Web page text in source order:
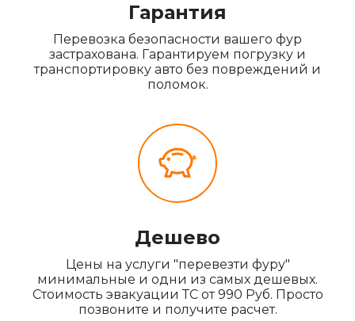
Гарантия
Перевозка безопасности вашего фур
застрахована. Гарантируем погрузку и
транспортировку авто без повреждений и
поломок.
Дешево
Цены на услуги "перевезти фуру"
минимальные и одни из самых дешевых.
Стоимость эвакуации ТС от 990 Руб. Просто
позвоните и получите расчет.